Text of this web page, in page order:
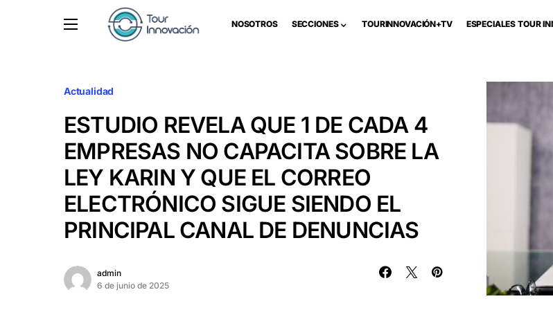
NOSOTROS SECCIONES TOURINNOVACIÓN+TV ESPECIALES TOUR
Actualidad
ESTUDIO REVELA QUE 1 DE CADA 4
EMPRESAS NO CAPACITA SOBRE LA
LEY KARIN Y QUE EL CORREO
ELECTRÓNICO SIGUE SIENDO EL
PRINCIPAL CANAL DE DENUNCIAS
admin
6 de junio de 2025